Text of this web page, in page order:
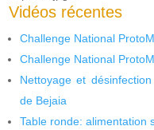
Vidéos récentes
Challenge National
Challenge National
Nettoyage et
de Bejaia
Table ronde: alimentation